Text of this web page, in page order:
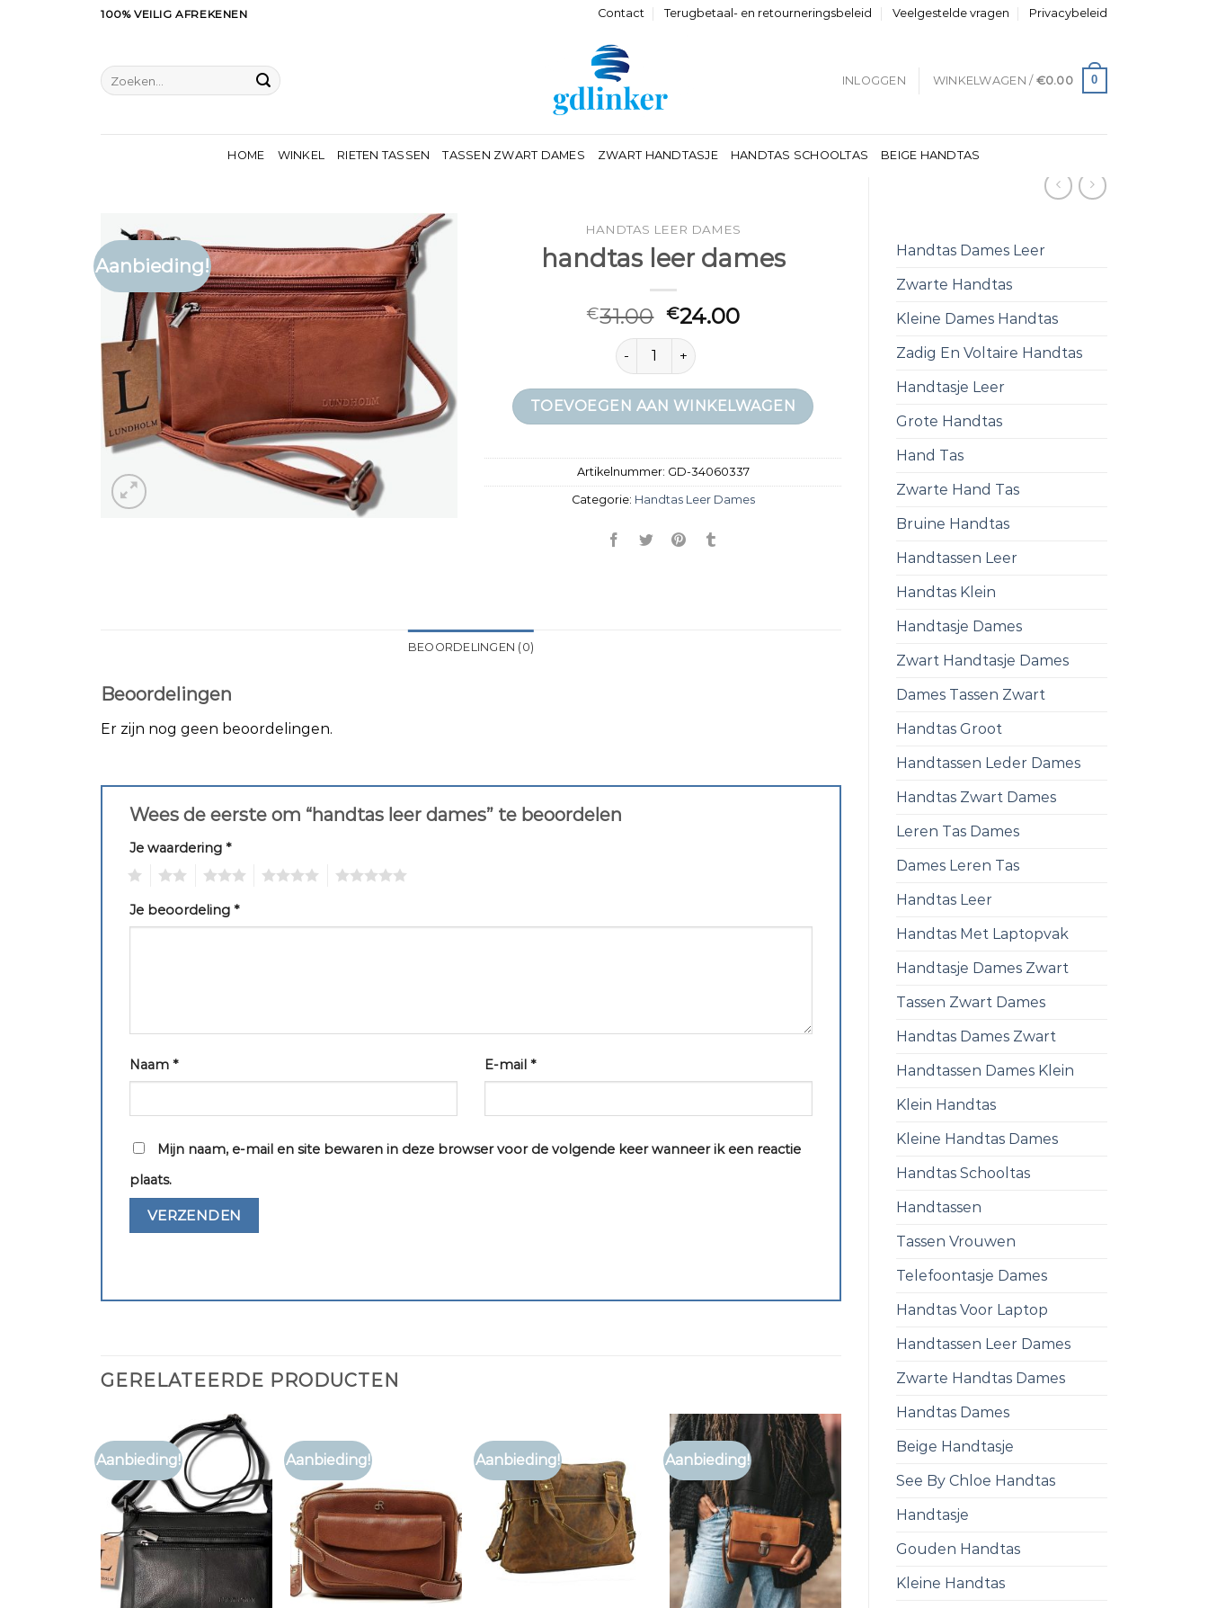
100% VEILIG AFREKENEN Contact Terugbetaal- en retourneringsbeleid Veelgestelde vragen Privacybeleid
Zoeken
naar:
INLOGGEN WINKELWAGEN / €0.00 0
HOME WINKEL RIETEN TASSEN TASSEN ZWART DAMES ZWART HANDTASJE HANDTAS SCHOOLTAS BEIGE HANDTAS
Handtas Dames Leer
Zwarte Handtas
Kleine Dames Handtas
Zadig En Voltaire Handtas
Handtasje Leer
Grote Handtas
Hand Tas
Zwarte Hand Tas
Bruine Handtas
Handtassen Leer
Handtas Klein
Handtasje Dames
Zwart Handtasje Dames
Dames Tassen Zwart
Handtas Groot
Handtassen Leder Dames
Handtas Zwart Dames
Leren Tas Dames
Dames Leren Tas
Handtas Leer
Handtas Met Laptopvak
Handtasje Dames Zwart
Tassen Zwart Dames
Handtas Dames Zwart
Handtassen Dames Klein
Klein Handtas
Kleine Handtas Dames
Handtas Schooltas
Handtassen
Tassen Vrouwen
Telefoontasje Dames
Handtas Voor Laptop
Handtassen Leer Dames
Zwarte Handtas Dames
Handtas Dames
Beige Handtasje
See By Chloe Handtas
Handtasje
Gouden Handtas
Kleine Handtas
Aanbieding!
HANDTAS LEER DAMES
handtas leer dames
€31.00 €24.00
handtas leer dames aantal
TOEVOEGEN AAN WINKELWAGEN
Artikelnummer: GD-34060337
Categorie: Handtas Leer Dames
BEOORDELINGEN (0)
Beoordelingen
Er zijn nog geen beoordelingen.
Wees de eerste om “handtas leer dames” te beoordelen
Je waardering *
Je beoordeling *
Naam * E-mail *
Mijn naam, e-mail en site bewaren in deze browser voor de volgende keer wanneer ik een reactie
plaats.
GERELATEERDE PRODUCTEN
Aanbieding! Aanbieding! Aanbieding! Aanbieding!